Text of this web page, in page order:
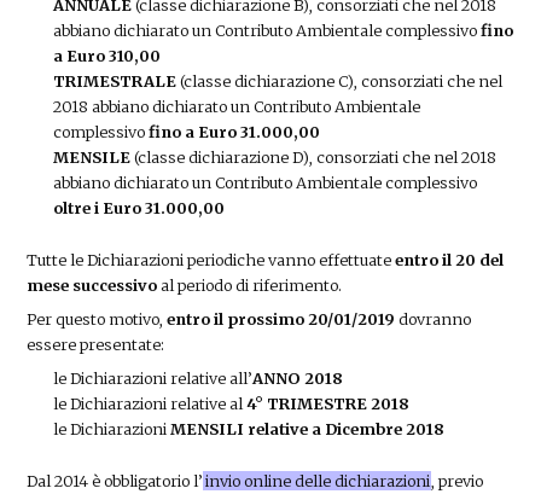
ANNUALE(classe dichiarazione B), consorziati che nel 2018
abbiano dichiarato un Contributo Ambientale complessivofino
a Euro 310,00
TRIMESTRALE(classe dichiarazione C), consorziati che nel
2018 abbiano dichiarato un Contributo Ambientale
complessivofino a Euro 31.000,00
MENSILE(classe dichiarazione D), consorziati che nel 2018
abbiano dichiarato un Contributo Ambientale complessivo
oltre i Euro 31.000,00
Tutte le Dichiarazioni periodiche vanno effettuateentro il 20 del
mese successivoal periodo di riferimento.
Per questo motivo,entro il prossimo 20/01/2019 dovranno
essere presentate:
le Dichiarazioni relative all’ANNO 2018
le Dichiarazioni relative al4° TRIMESTRE 2018
le DichiarazioniMENSILI relative a Dicembre 2018
Dal 2014 è obbligatorio l’invio online delle dichiarazioni , previo